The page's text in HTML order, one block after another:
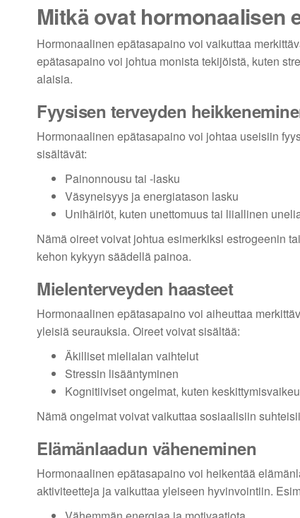
Mitkä ovat hormonaalisen
Hormonaalinen epätasapaino voi vaikuttaa
epätasapaino voi johtua monista tekijöistä, kuten
alaisia.
Fyysisen terveyden
Hormonaalinen epätasapaino voi johtaa useisiin
sisältävät:
Painonnousu tai -lasku
Väsyneisyys ja energiatason lasku
Unihäiriöt, kuten unettomuus tai liiallinen
Nämä oireet voivat johtua esimerkiksi estrogeenin
kehon kykyyn säädellä painoa.
Mielenterveyden haasteet
Hormonaalinen epätasapaino voi aiheuttaa
yleisiä seurauksia. Oireet voivat sisältää:
Äkilliset mielialan vaihtelut
Stressin lisääntyminen
Kognitiiviset ongelmat, kuten
Nämä ongelmat voivat vaikuttaa sosiaalisiin
Elämänlaadun väheneminen
Hormonaalinen epätasapaino voi heikentää
aktiviteetteja ja vaikuttaa yleiseen hyvinvointiin.